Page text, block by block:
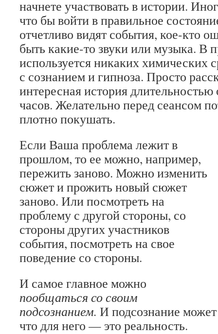
начнете участвовать в истории.
что бы войти в правильное
отчетливо видят события, кое-кто
быть какие-то звуки или музыка. В
используется никаких химических
с сознанием и гипноза. Просто
интересная история
часов. Желательно перед сеансом
плотно покушать.
Если Ваша проблема лежит в
прошлом, то ее можно, например,
пережить заново. Можно изменить
сюжет и прожить новый сюжет
заново. Или посмотреть на
проблему с другой стороны, со
стороны других участников
события, посмотреть на свое
поведение со стороны.
И самое главное можно
пообщаться со своим
подсознанием. И подсознание
что для него — это реальность.